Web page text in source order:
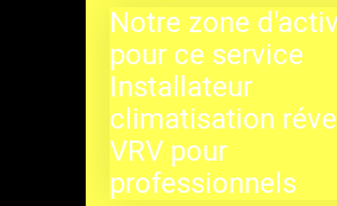
Notre zone
pour ce service
Installateur
climatisation
VRV pour
professionnels